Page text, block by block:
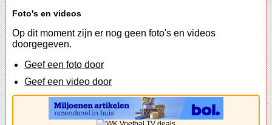
Foto's en videos
Op dit moment zijn er nog geen foto's en videos
doorgegeven.
Geef een foto door
Geef een video door